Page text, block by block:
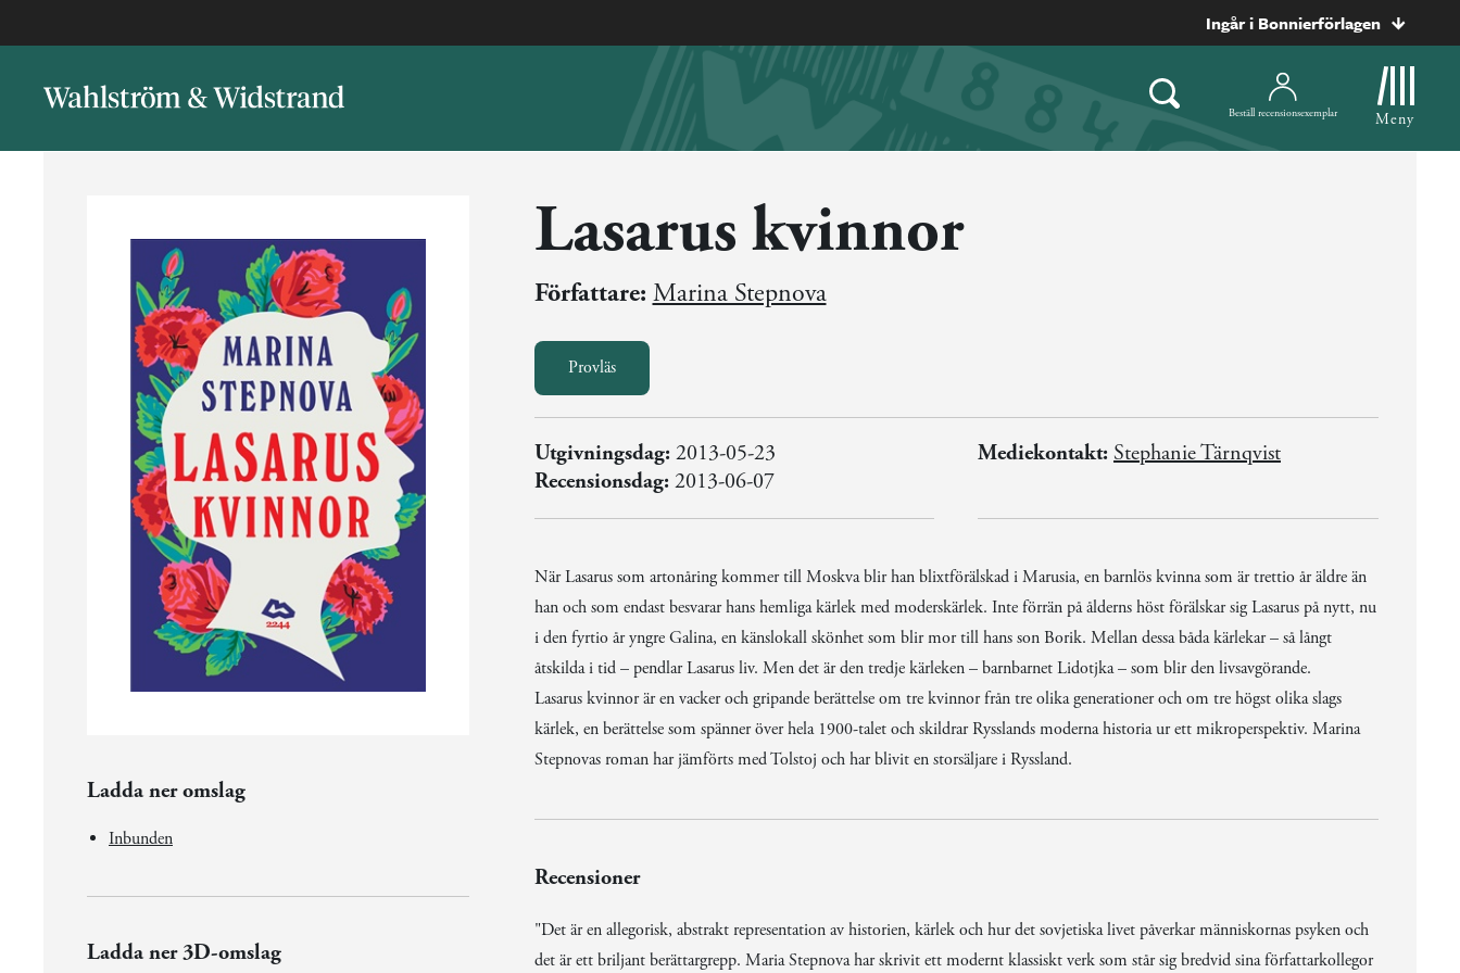
Ingår i Bonnierförlagen
Beställ recensionsexemplar Meny
Ladda ner omslag
Inbunden
Ladda ner 3D-omslag
Lasarus kvinnor
Författare: Marina Stepnova
Provläs
Utgivningsdag:2013-05-23
Recensionsdag:2013-06-07
Mediekontakt: Stephanie Tärnqvist
När Lasarus som artonåring kommer till Moskva blir han blixtförälskad i Marusia, en barnlös kvinna som är trettio år äldre än
han och som endast besvarar hans hemliga kärlek med moderskärlek. Inte förrän på ålderns höst förälskar sig Lasarus på nytt, nu
i den fyrtio år yngre Galina, en känslokall skönhet som blir mor till hans son Borik. Mellan dessa båda kärlekar – så långt
åtskilda i tid – pendlar Lasarus liv. Men det är den tredje kärleken – barnbarnet Lidotjka – som blir den livsavgörande.
Lasarus kvinnor är en vacker och gripande berättelse om tre kvinnor från tre olika generationer och om tre högst olika slags
kärlek, en berättelse som spänner över hela 1900-talet och skildrar Rysslands moderna historia ur ett mikroperspektiv. Marina
Stepnovas roman har jämförts med Tolstoj och har blivit en storsäljare i Ryssland.
Recensioner
"Det är en allegorisk, abstrakt representation av historien, kärlek och hur det sovjetiska livet påverkar människornas psyken och
det är ett briljant berättargrepp. Maria Stepnova har skrivit ett modernt klassiskt verk som står sig bredvid sina författarkollegor